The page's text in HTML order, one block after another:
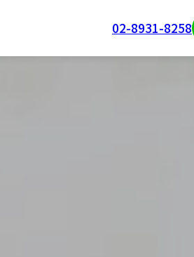
02-8931-8258